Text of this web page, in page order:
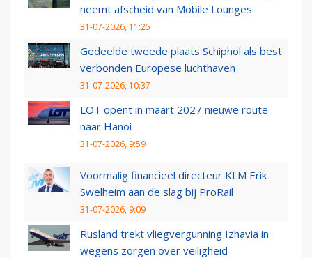
neemt afscheid van Mobile Lounges
31-07-2026, 11:25
Gedeelde tweede plaats Schiphol als best
verbonden Europese luchthaven
31-07-2026, 10:37
LOT opent in maart 2027 nieuwe route
naar Hanoi
31-07-2026, 9:59
Voormalig financieel directeur KLM Erik
Swelheim aan de slag bij ProRail
31-07-2026, 9:09
Rusland trekt vliegvergunning Izhavia in
wegens zorgen over veiligheid